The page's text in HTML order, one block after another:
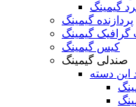
پردازنده گیمینگ
گرافیک گیمینگ
کیس گیمینگ
صندلی گیمینگ
این دسته